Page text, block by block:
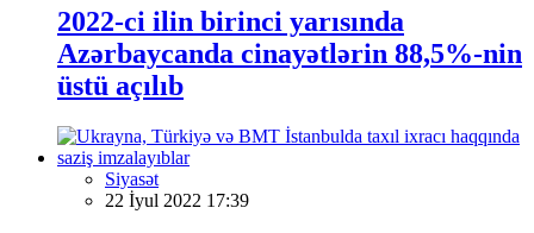
2022-ci ilin birinci yarısında
Azərbaycanda cinayətlərin 88,5%-nin
üstü açılıb
Siyasət
22 İyul 2022 17:39